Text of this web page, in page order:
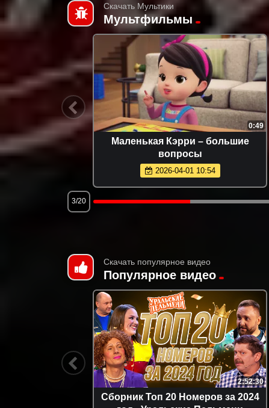
Скачать Мультики
Мультфильмы
1:13 0:49
Маленькая Кэрри – большие
вопросы
2026-04-01 10:54
3/20
Скачать популярное видео
Популярное видео
2:52:30
Сборник Топ 20 Номеров за 2024